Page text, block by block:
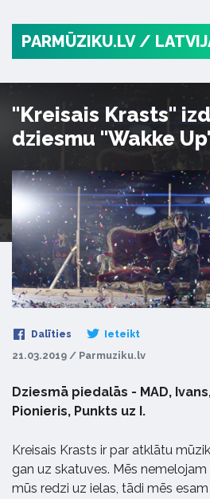
PARMŪZIKU.LV /
"Kreisais Krasts"
dziesmu "Wakke
Dalīties Ieteikt
21.03.2019 / Parmuziku.lv
Dziesmā piedalās - MAD,
Pionieris, Punkts uz I.
Kreisais Krasts ir par atklātu
gan uz skatuves. Mēs
mūs redzi uz ielas, tādi mēs